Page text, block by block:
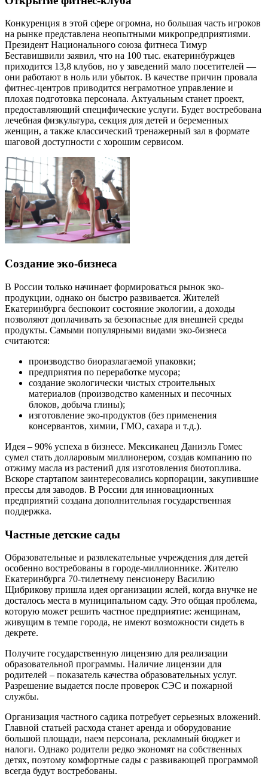
Конкуренция в этой сфере огромна, но большая часть игроков
на рынке представлена неопытными микропредприятиями.
Президент Национального союза фитнеса Тимур
Беставишвили заявил, что на 100 тыс. екатеринбуржцев
приходится 13,8 клубов, но у заведений мало посетителей —
они работают в ноль или убыток. В качестве причин провала
фитнес-центров приводится неграмотное управление и
плохая подготовка персонала. Актуальным станет проект,
предоставляющий специфические услуги. Будет востребована
лечебная физкультура, секция для детей и беременных
женщин, а также классический тренажерный зал в формате
шаговой доступности с хорошим сервисом.
Создание эко-бизнеса
В России только начинает формироваться рынок эко-
продукции, однако он быстро развивается. Жителей
Екатеринбурга беспокоит состояние экологии, а доходы
позволяют доплачивать за безопасные для внешней среды
продукты. Самыми популярными видами эко-бизнеса
считаются:
производство биоразлагаемой упаковки;
предприятия по переработке мусора;
создание экологически чистых строительных
материалов (производство каменных и песочных
блоков, добыча глины);
изготовление эко-продуктов (без применения
консервантов, химии, ГМО, сахара и т.д.).
Идея – 90% успеха в бизнесе. Мексиканец Даниэль Гомес
сумел стать долларовым миллионером, создав компанию по
отжиму масла из растений для изготовления биотоплива.
Вскоре стартапом заинтересовались корпорации, закупившие
прессы для заводов. В России для инновационных
предприятий создана дополнительная государственная
поддержка.
Частные детские сады
Образовательные и развлекательные учреждения для детей
особенно востребованы в городе-миллионнике. Жителю
Екатеринбурга 70-тилетнему пенсионеру Василию
Щибрикову пришла идея организации яслей, когда внучке не
досталось места в муниципальном саду. Это общая проблема,
которую может решить частное предприятие: женщинам,
живущим в темпе города, не имеют возможности сидеть в
декрете.
Получите государственную лицензию для реализации
образовательной программы. Наличие лицензии для
родителей – показатель качества образовательных услуг.
Разрешение выдается после проверок СЭС и пожарной
службы.
Организация частного садика потребует серьезных вложений.
Главной статьей расхода станет аренда и оборудование
большой площади, наем персонала, рекламный бюджет и
налоги. Однако родители редко экономят на собственных
детях, поэтому комфортные сады с развивающей программой
всегда будут востребованы.